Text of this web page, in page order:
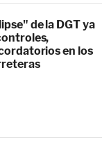
de la DGT ya
en los